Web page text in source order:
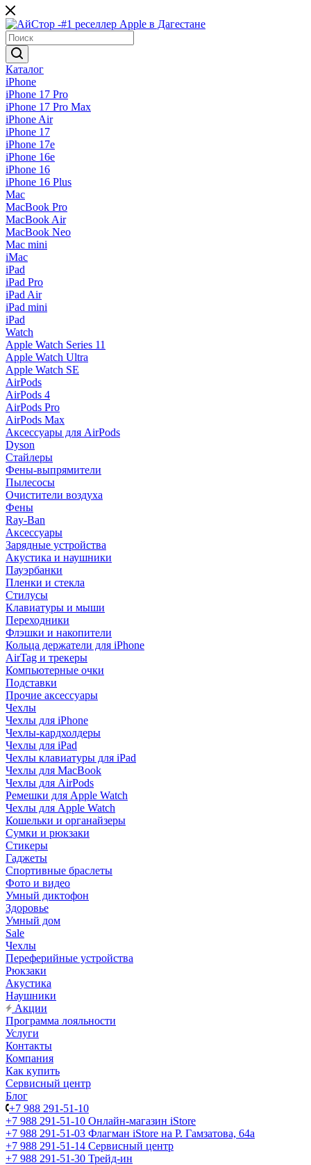
Каталог
iPhone
iPhone 17 Pro
iPhone 17 Pro Max
iPhone Air
iPhone 17
iPhone 17e
iPhone 16e
iPhone 16
iPhone 16 Plus
Mac
MacBook Pro
MacBook Air
MacBook Neo
Mac mini
iMac
iPad
iPad Pro
iPad Air
iPad mini
iPad
Watch
Apple Watch Series 11
Apple Watch Ultra
Apple Watch SE
AirPods
AirPods 4
AirPods Pro
AirPods Max
Аксессуары для AirPods
Dyson
Стайлеры
Фены-выпрямители
Пылесосы
Очистители воздуха
Фены
Ray-Ban
Аксессуары
Зарядные устройства
Акустика и наушники
Пауэрбанки
Пленки и стекла
Стилусы
Клавиатуры и мыши
Переходники
Флэшки и накопители
Кольца держатели для iPhone
AirTag и трекеры
Компьютерные очки
Подставки
Прочие аксессуары
Чехлы
Чехлы для iPhone
Чехлы-кардхолдеры
Чехлы для iPad
Чехлы клавиатуры для iPad
Чехлы для MacBook
Чехлы для AirPods
Ремешки для Apple Watch
Чехлы для Apple Watch
Кошельки и органайзеры
Сумки и рюкзаки
Стикеры
Гаджеты
Спортивные браслеты
Фото и видео
Умный диктофон
Здоровье
Умный дом
Sale
Чехлы
Переферийные устройства
Рюкзаки
Акустика
Наушники
Акции
Программа лояльности
Услуги
Контакты
Компания
Как купить
Сервисный центр
Блог
+7 988 291-51-10
+7 988 291-51-10 Онлайн-магазин iStore
+7 988 291-51-03 Флагман iStore на Р. Гамзатова, 64а
+7 988 291-51-14 Сервисный центр
+7 988 291-51-30 Трейд-ин